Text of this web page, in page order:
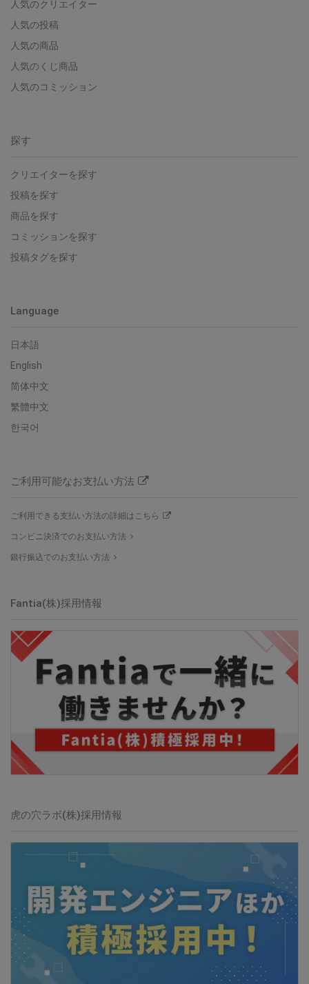
人気のクリエイター
人気の投稿
人気の商品
人気のくじ商品
人気のコミッション
探す
クリエイターを探す
投稿を探す
商品を探す
コミッションを探す
投稿タグを探す
Language
日本語
English
简体中文
繁體中文
한국어
ご利用可能なお支払い方法
ご利用できる支払い方法の詳細はこちら
コンビニ決済でのお支払い方法
銀行振込でのお支払い方法
Fantia(株)採用情報
虎の穴ラボ(株)採用情報